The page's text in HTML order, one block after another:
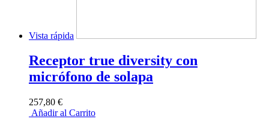
Vista rápida
Receptor true diversity con
micrófono de solapa
257,80 €
Añadir al Carrito